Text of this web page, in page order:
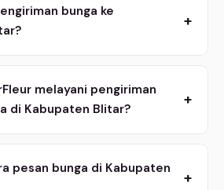
bunga ke
+
melayani pengiriman
di Kabupaten Blitar?
+
pesan bunga di Kabupaten
+